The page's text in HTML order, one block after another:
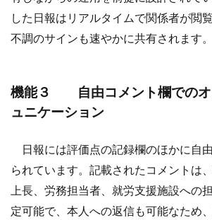
した日報はリアルタイムで関係者が閲
不調のサインも速やかに共有されます。
機能３ 自由コメント欄でのオ
ュニケーション
日報には評価点の記録欄のほかに自
られています。記載されたコメントは
上長、労務担当者、就労支援施設への
定可能で、本人への返信も可能なため